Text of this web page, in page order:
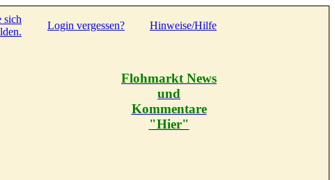
Login vergessen? Hinweise/Hilfe
Flohmarkt News
und
Kommentare
"Hier"